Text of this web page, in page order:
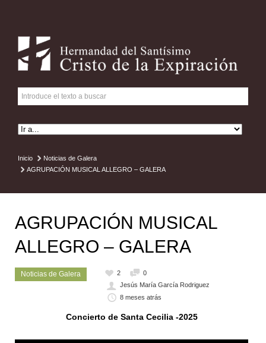
Inicio
Noticias de Galera
AGRUPACIÓN MUSICAL ALLEGRO – GALERA
AGRUPACIÓN MUSICAL
ALLEGRO – GALERA
Noticias de Galera 2
0
Jesús María García Rodriguez
8 meses atrás
Concierto de Santa Cecilia -2025